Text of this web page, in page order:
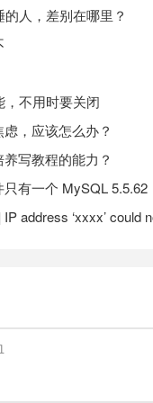
人，差别在哪里？
不用时要关闭
，应该怎么办？
写教程的能力？
有一个 MySQL 5.5.62
address ‘xxxx’